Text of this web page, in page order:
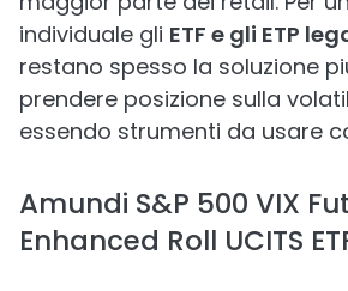
individuale gli ETF e gli ETP
restano spesso la soluzione
prendere posizione sulla
essendo strumenti da usare
Amundi S&P 500 VIX
Enhanced Roll UCITS